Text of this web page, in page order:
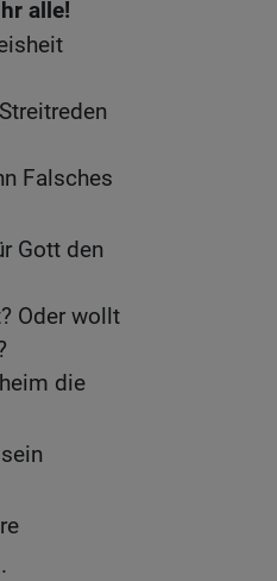
alle!
Falsches
Gott den
Oder wollt
die